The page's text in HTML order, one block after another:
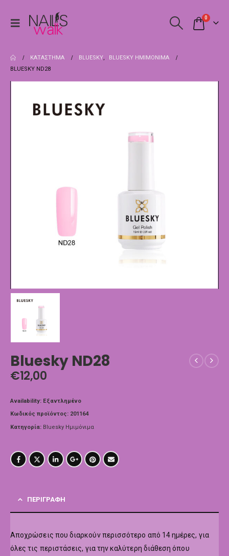
0
ΚΑΤΆΣΤΗΜΑ BLUESKY,
BLUESKY ΗΜΙΜΌΝΙΜΑ
BLUESKY ND28
Bluesky ND28
€12,00
Availability: Εξαντλημένο
Κωδικός προϊόντος: 201164
Κατηγορία: Bluesky Ημιμόνιμα
ΠΕΡΙΓΡΑΦΉ
Αποχρώσεις που διαρκούν περισσότερο από 14 ημέρες, για
όλες τις περιστάσεις, για την καλύτερη διάθεση όπου